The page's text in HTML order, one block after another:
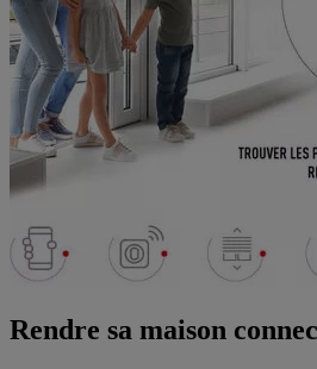
Rendre sa maison